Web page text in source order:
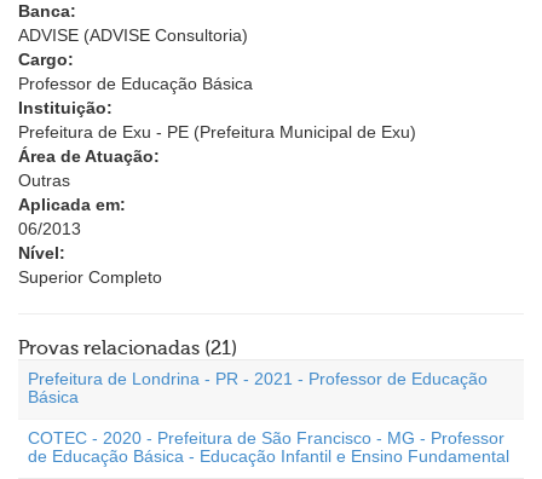
Banca:
ADVISE (ADVISE Consultoria)
Cargo:
Professor de Educação Básica
Instituição:
Prefeitura de Exu - PE (Prefeitura Municipal de Exu)
Área de Atuação:
Outras
Aplicada em:
06/2013
Nível:
Superior Completo
Provas relacionadas (21)
Prefeitura de Londrina - PR - 2021 - Professor de Educação
Básica
COTEC - 2020 - Prefeitura de São Francisco - MG - Professor
de Educação Básica - Educação Infantil e Ensino Fundamental